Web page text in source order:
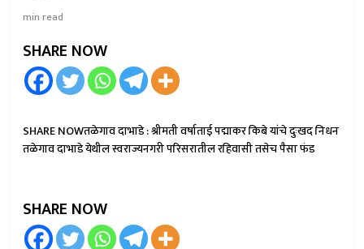
min read
SHARE NOW
SHARE NOWतळेगाव दाभाडे : श्रीमती वर्षाताई पद्माकर किबे यांचे दुःखद निधन
तळेगाव दाभाडे येथील स्वराज्यनगरी परिसरातील रहिवासी तसेच पैसा फंड
SHARE NOW